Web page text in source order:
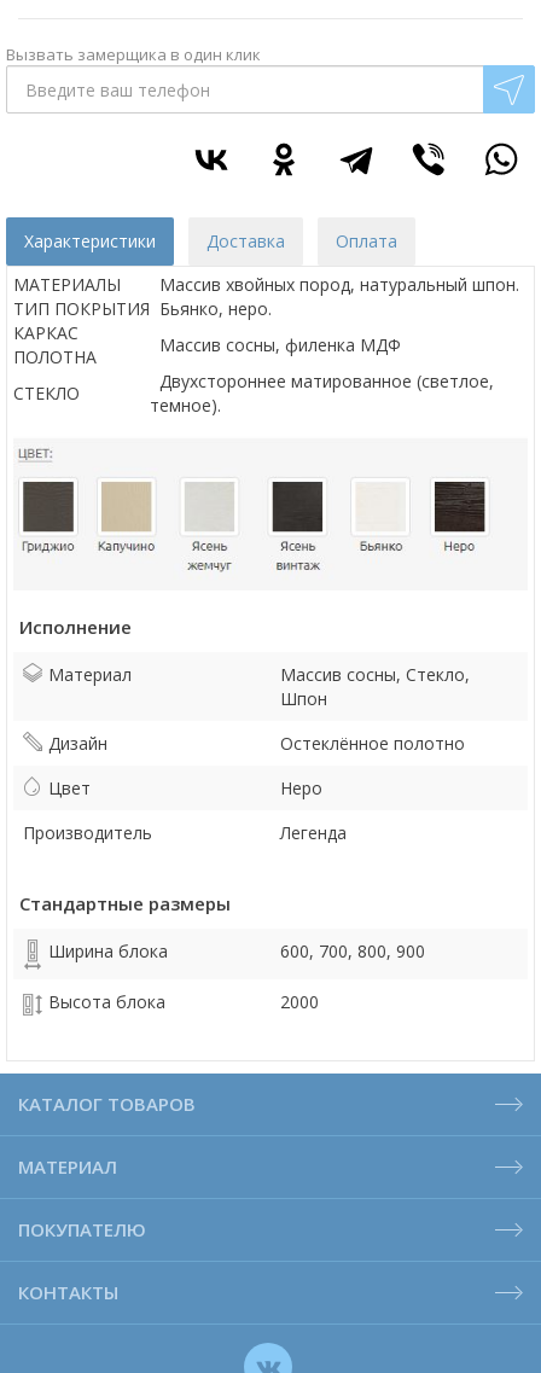
Вызвать замерщика в один клик
Характеристики Доставка
Оплата
МАТЕРИАЛЫ
Массив хвойных пород, натуральный шпон.
ТИП ПОКРЫТИЯ Бьянко, неро.
КАРКАС
ПОЛОТНА
Массив сосны, филенка МДФ
СТЕКЛО
Двухстороннее матированное (светлое,
темное).
Исполнение
Материал
Массив сосны, Стекло,
Шпон
Дизайн
Остеклённое полотно
Цвет
Неро
Производитель
Легенда
Стандартные размеры
Ширина блока 600, 700, 800, 900
Высота блока 2000
КАТАЛОГ ТОВАРОВ
МАТЕРИАЛ
ПОКУПАТЕЛЮ
КОНТАКТЫ